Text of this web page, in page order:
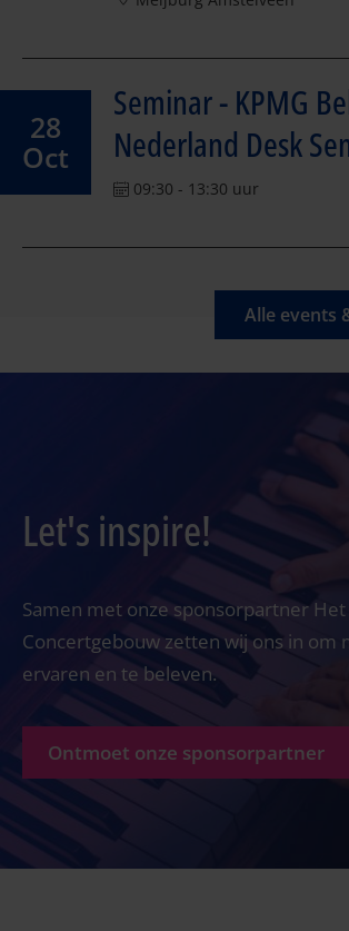
28
Oct
Seminar - KPMG
Nederland Desk
09:30 - 13:30 uur
Alle events
Let's inspire!
Samen met onze sponsorpartner Het
Concertgebouw zetten wij ons in om
ervaren en te beleven.
Ontmoet onze sponsorpartner